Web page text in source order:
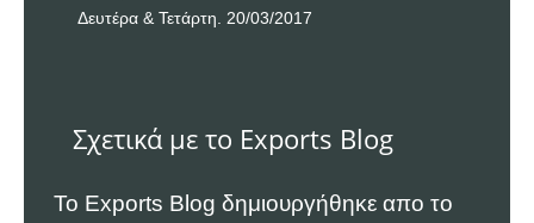
Δευτέρα & Τετάρτη. 20/03/2017
Σχετικά με το Exports Blog
Το Exports Blog δημιουργήθηκε απο το